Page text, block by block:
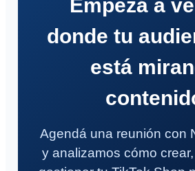
Empezá a
donde tu
está
Agendá una reunión con
y analizamos cómo